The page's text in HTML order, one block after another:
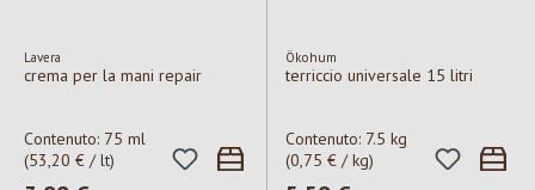
Lavera
crema per la mani repair
Contenuto: 75 ml
(53,20 € / lt)
Ökohum
terriccio universale 15 litri
Contenuto: 7.5 kg
(0,75 € / kg)